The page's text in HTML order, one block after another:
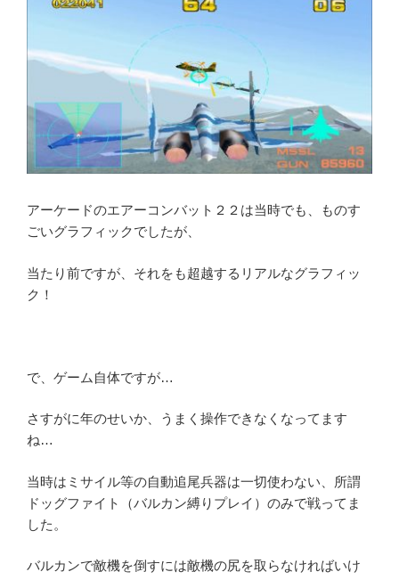
アーケードのエアーコンバット２２は当時でも、ものす
ごいグラフィックでしたが、
当たり前ですが、それをも超越するリアルなグラフィッ
ク！
で、ゲーム自体ですが…
さすがに年のせいか、うまく操作できなくなってます
ね…
当時はミサイル等の自動追尾兵器は一切使わない、所謂
ドッグファイト（バルカン縛りプレイ）のみで戦ってま
した。
バルカンで敵機を倒すには敵機の尻を取らなければいけ